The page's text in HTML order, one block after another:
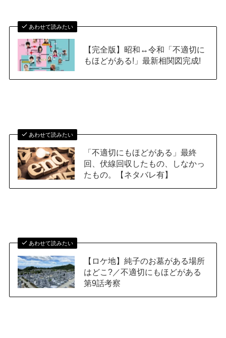
あわせて読みたい
【完全版】昭和↔令和「不適切に
もほどがある!」最新相関図完成!
あわせて読みたい
「不適切にもほどがある」最終
回、伏線回収したもの、しなかっ
たもの。【ネタバレ有】
あわせて読みたい
【ロケ地】純子のお墓がある場所
はどこ?／不適切にもほどがある
第9話考察